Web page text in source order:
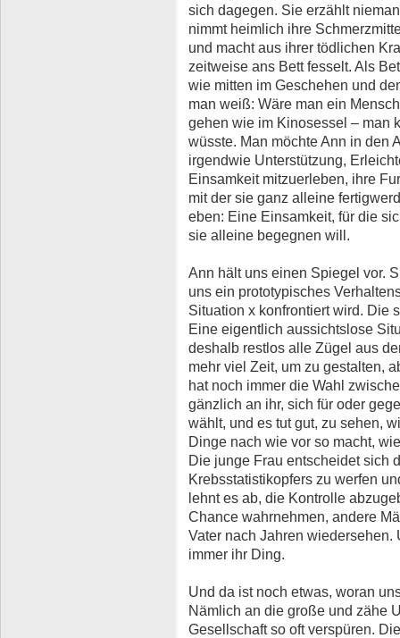
sich dagegen. Sie erzählt
nimmt heimlich ihre
und macht aus ihrer tödlichen
zeitweise ans Bett fesselt. Als
wie mitten im Geschehen und
man weiß: Wäre man ein
gehen wie im Kinosessel – man
wüsste. Man möchte Ann in den
irgendwie Unterstützung,
Einsamkeit mitzuerleben, ihre
mit der sie ganz alleine
eben: Eine Einsamkeit, für die
sie alleine begegnen will.
Ann hält uns einen Spiegel vor.
uns ein prototypisches
Situation x konfrontiert wird. Die
Eine eigentlich aussichtslose
deshalb restlos alle Zügel aus
mehr viel Zeit, um zu gestalten,
hat noch immer die Wahl
gänzlich an ihr, sich für oder
wählt, und es tut gut, zu sehen,
Dinge nach wie vor so macht,
Die junge Frau entscheidet sich
Krebsstatistikopfers zu werfen
lehnt es ab, die Kontrolle
Chance wahrnehmen, andere
Vater nach Jahren wiedersehen.
immer ihr Ding.
Und da ist noch etwas, woran
Nämlich an die große und zähe
Gesellschaft so oft verspüren.